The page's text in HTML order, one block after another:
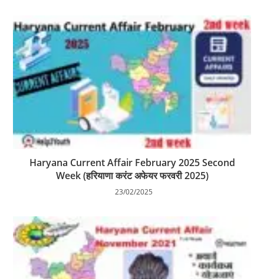
Haryana Current Affair February 2025 Second
Week (हरियाणा करंट अफेयर फरवरी 2025)
23/02/2025